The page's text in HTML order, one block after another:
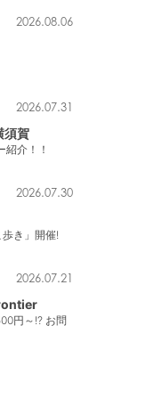
2026.08.06
2026.07.31
須賀
介！！
2026.07.30
き」開催!
2026.07.21
円～!? お問